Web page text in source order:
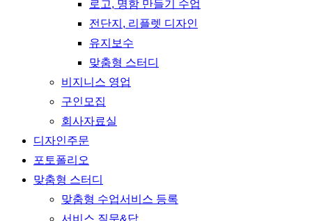
로고, 명함 만들기 수업
전단지, 리플렛 디자인
유지보수
맞춤형 스터디
비지니스 영업
구인모집
회사자료실
디자인주문
포토폴리오
맞춤형 스터디
맞춤형 수업서비스 등록
서비스 질문&답